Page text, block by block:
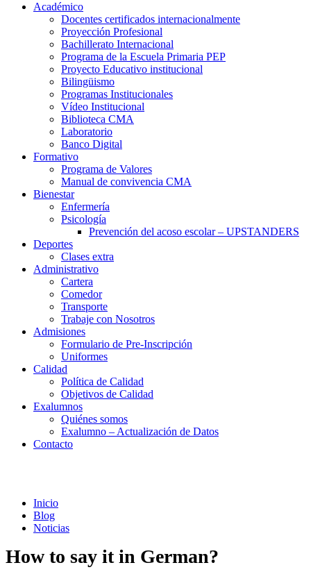
Académico
Docentes certificados internacionalmente
Proyección Profesional
Bachillerato Internacional
Programa de la Escuela Primaria PEP
Proyecto Educativo institucional
Bilingüismo
Programas Institucionales
Vídeo Institucional
Biblioteca CMA
Laboratorio
Banco Digital
Formativo
Programa de Valores
Manual de convivencia CMA
Bienestar
Enfermería
Psicología
Prevención del acoso escolar – UPSTANDERS
Deportes
Clases extra
Administrativo
Cartera
Comedor
Transporte
Trabaje con Nosotros
Admisiones
Formulario de Pre-Inscripción
Uniformes
Calidad
Política de Calidad
Objetivos de Calidad
Exalumnos
Quiénes somos
Exalumno – Actualización de Datos
Contacto
Inicio
Blog
Noticias
How to say it in German?